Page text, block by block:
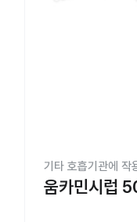
기타 호흡기관에 작
움카민시럽